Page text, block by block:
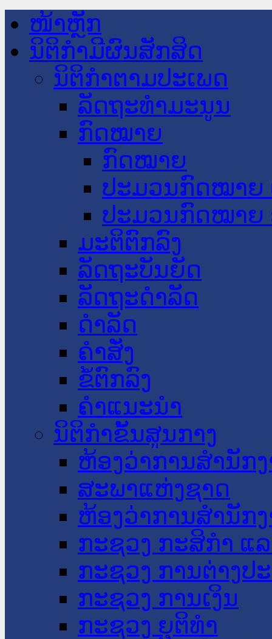
ໜ້າຫຼັກ
ນິຕິກໍາມີຜົນສັກສິດ
ນິຕິກໍາຕາມປະເພດ
ລັດຖະທໍາມະນູນ
ກົດໝາຍ
ກົດໝາຍ
ປະມວນກົດໝາຍ
ປະມວນກົດໝາຍ
ມະຕິຕົກລົງ
ລັດຖະບັນຍັດ
ລັດຖະດໍາລັດ
ດໍາລັດ
ຄໍາສັ່ງ
ຂໍ້ຕົກລົງ
ຄໍາແນະນໍາ
ນິຕິກໍາຂັ້ນສູນກາງ
ຫ້ອງວ່າການສໍານັກ
ສະພາແຫ່ງຊາດ
ຫ້ອງວ່າການສຳນັກ
ກະຊວງ ກະສິກຳ ແ
ກະຊວງ ການຕ່າງປ
ກະຊວງ ການເງິນ
ກະຊວງ ຍຸຕິທໍາ